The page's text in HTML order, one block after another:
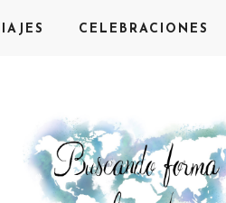
CELEBRACIONES